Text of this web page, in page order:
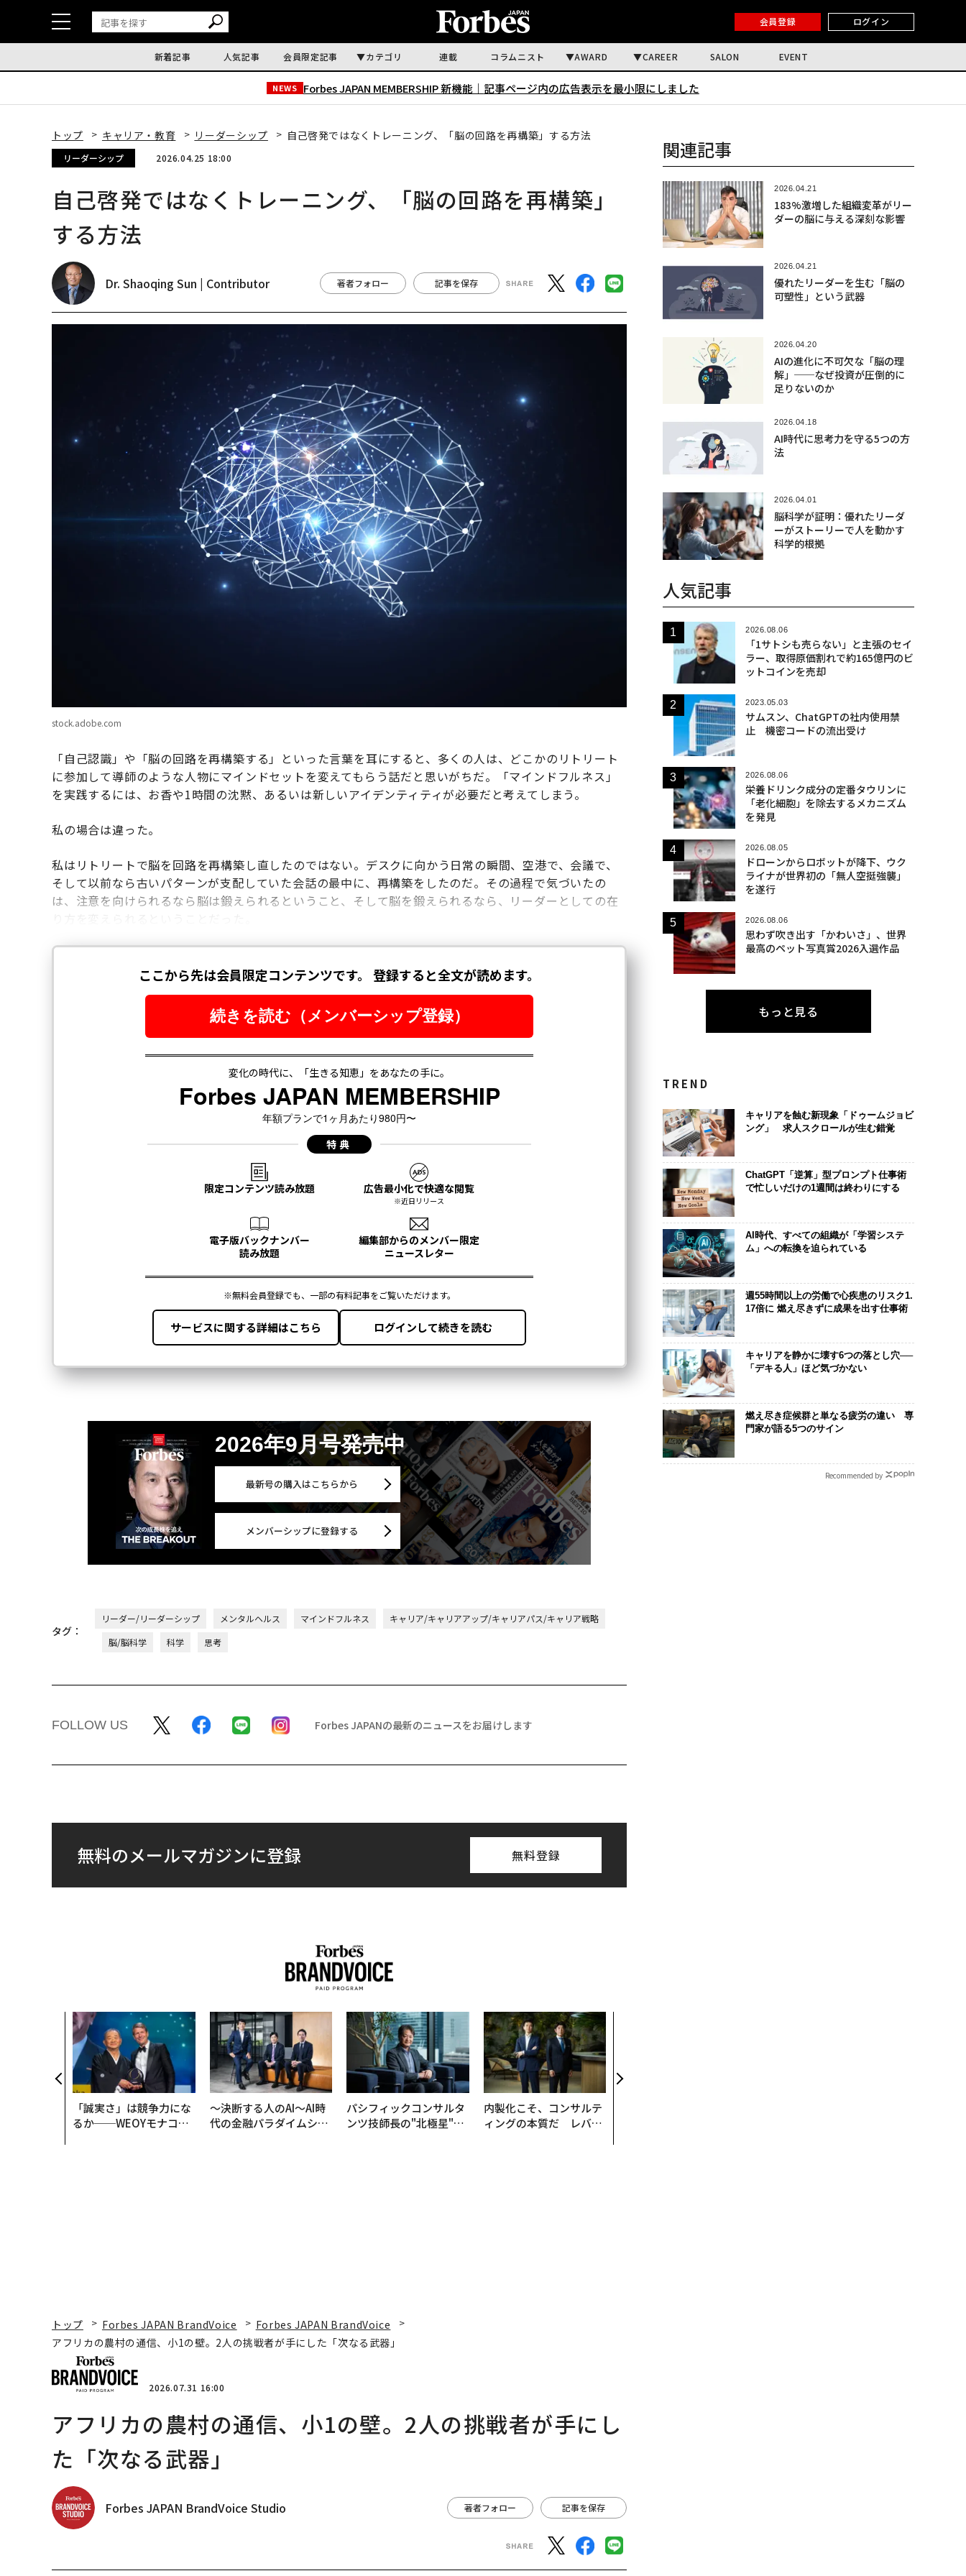
会員登録 ログイン
新着記事 人気記事 会員限定記事 カテゴリ 連載 コラムニスト AWARD CAREER SALON EVENT
NEWS Forbes JAPAN MEMBERSHIP 新機能｜ 記事ページ内の広告表示を最小限にしました
トップ キャリア・教育 リーダーシップ 自己啓発ではなくトレーニング、「脳の回路を再構築」する方法
リーダーシップ 2026.04.25 18:00
自己啓発ではなくトレーニング、「脳の回路を再構築」
する方法
Dr. Shaoqing Sun | Contributor 著者フォロー 記事を保存
stock.adobe.com
「自己認識」や「脳の回路を再構築する」といった言葉を耳にすると、多くの人は、どこかのリトリート
に参加して導師のような人物にマインドセットを変えてもらう話だと思いがちだ。「マインドフルネス」
を実践するには、お香や1時間の沈黙、あるいは新しいアイデンティティが必要だと考えてしまう。
私の場合は違った。
私はリトリートで脳を回路を再構築し直したのではない。デスクに向かう日常の瞬間、空港で、会議で、
そして以前なら古いパターンが支配していた会話の最中に、再構築をしたのだ。その過程で気づいたの
は、注意を向けられるなら脳は鍛えられるということ、そして脳を鍛えられるなら、リーダーとしての在
2026年9月号発売中
最新号の購入はこちらから
メンバーシップに登録する
タグ：
リーダー/リーダーシップ メンタルヘルス マインドフルネス
キャリア/キャリアアップ/キャリアパス/キャリア戦略
脳/脳科学
科学 思考
FOLLOW US Forbes JAPANの最新のニュースをお届けします
無料のメールマガジンに登録 無料登録
「誠実さ」は競争力にな
るか──WEOYモナコで
〜決断する人のAI〜AI時
代の金融パラダイムシフ
パシフィックコンサルタ
ンツ技師長の"北極星"。
内製化こそ、コンサルテ
ィングの本質だ レバレ
関連記事
2026.04.21
183%激増した組織変革がリー
ダーの脳に与える深刻な影響
2026.04.21
優れたリーダーを生む「脳の
可塑性」という武器
2026.04.20
AIの進化に不可欠な「脳の理
解」──なぜ投資が圧倒的に
足りないのか
2026.04.18
AI時代に思考力を守る5つの方
法
2026.04.01
脳科学が証明：優れたリーダ
ーがストーリーで人を動かす
科学的根拠
人気記事
2026.08.06
「1サトシも売らない」と主張のセイ
ラー、取得原価割れで約165億円のビ
ットコインを売却
2023.05.03
サムスン、ChatGPTの社内使用禁
止 機密コードの流出受け
2026.08.06
栄養ドリンク成分の定番タウリンに
「老化細胞」を除去するメカニズム
を発見
2026.08.05
ドローンからロボットが降下、ウク
ライナが世界初の「無人空挺強襲」
を遂行
2026.08.06
思わず吹き出す「かわいさ」、世界
最高のペット写真賞2026入選作品
もっと見る
TREND
キャリアを蝕む新現象「ドゥームジョビ
ング」 求人スクロールが生む錯覚
ChatGPT「逆算」型プロンプト仕事術
で忙しいだけの1週間は終わりにする
AI時代、すべての組織が「学習システ
ム」への転換を迫られている
週55時間以上の労働で心疾患のリスク1.
17倍に 燃え尽きずに成果を出す仕事術
キャリアを静かに壊す6つの落とし穴──
「デキる人」ほど気づかない
燃え尽き症候群と単なる疲労の違い 専
門家が語る5つのサイン
Recommended by
トップ Forbes JAPAN BrandVoice
Forbes JAPAN BrandVoice
アフリカの農村の通信、小1の壁。2人の挑戦者が手にした「次なる武器」
2026.07.31 16:00
アフリカの農村の通信、小1の壁。2人の挑戦者が手にし
た「次なる武器」
Forbes JAPAN BrandVoice Studio 著者フォロー 記事を保存